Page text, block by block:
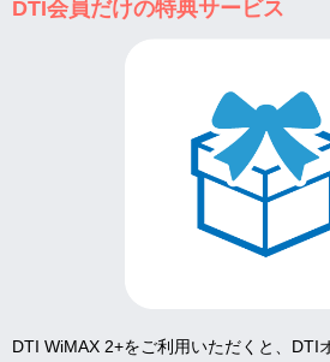
DTI会員だけの特典サービス
DTI WiMAX 2+をご利用いただくと、DTI